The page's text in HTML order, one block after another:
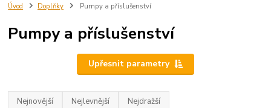
Úvod Doplňky Pumpy a příslušenství
Pumpy a příslušenství
Upřesnit parametry
Nejnovější Nejlevnější Nejdražší